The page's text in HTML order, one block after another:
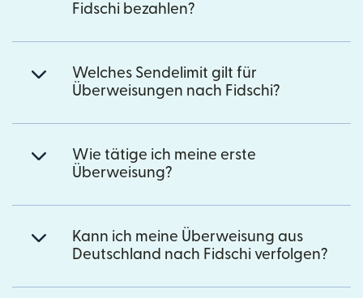
Fidschi bezahlen?
Welches Sendelimit gilt für
Überweisungen nach Fidschi?
Wie tätige ich meine erste
Überweisung?
Kann ich meine Überweisung aus
Deutschland nach Fidschi verfolgen?